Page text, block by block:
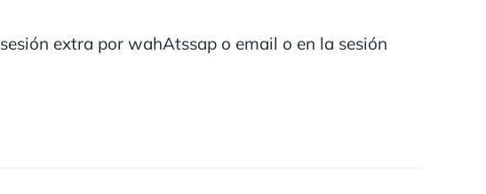
extra por wahAtssap o email o en la sesión